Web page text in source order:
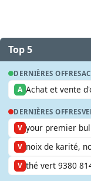
Top 5
DERNIÈRES OFFRES
A Achat et vente
DERNIÈRES OFFRES
V your premier
V noix de karité,
V thé vert 9380